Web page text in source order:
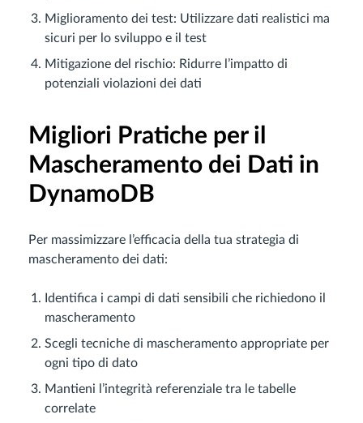
Miglioramento dei test: Utilizzare dati realistici ma
sicuri per lo sviluppo e il test
Mitigazione del rischio: Ridurre l’impatto di
potenziali violazioni dei dati
Migliori Pratiche per il
Mascheramento dei Dati in
DynamoDB
Per massimizzare l’efficacia della tua strategia di
mascheramento dei dati:
Identifica i campi di dati sensibili che richiedono il
mascheramento
Scegli tecniche di mascheramento appropriate per
ogni tipo di dato
Mantieni l’integrità referenziale tra le tabelle
correlate